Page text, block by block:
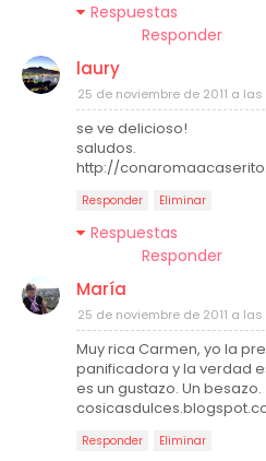
Respuestas
Responder
laury
25 de noviembre de 2011 a las
se ve delicioso!
saludos.
http://
Responder Eliminar
Respuestas
Responder
María
25 de noviembre de 2011 a las
Muy rica Carmen, yo la
panificadora y la verdad
es un gustazo. Un besazo.
Responder Eliminar